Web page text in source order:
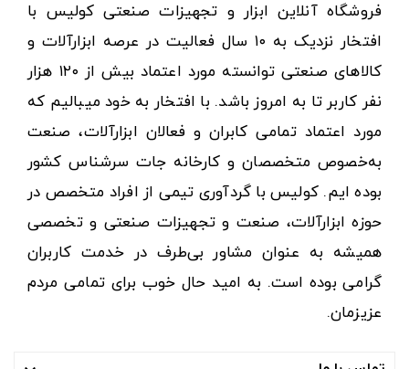
فروشگاه آنلاین ابزار و تجهیزات صنعتی کولیس با
افتخار نزدیک به ۱۰ سال فعالیت در عرصه ابزارآلات و
کالاهای صنعتی توانسته مورد اعتماد بیش از ۱۲۰ هزار
نفر کاربر تا به امروز باشد. با افتخار به خود میبالیم که
مورد اعتماد تمامی کابران و فعالان ابزارآلات، صنعت
به‌خصوص متخصصان و کارخانه جات سرشناس کشور
بوده ایم. کولیس با گردآوری تیمی از افراد متخصص در
حوزه ابزارآلات، صنعت و تجهیزات صنعتی و تخصصی
همیشه به عنوان مشاور بی‌طرف در خدمت کاربران
گرامی بوده است. به امید حال خوب برای تمامی مردم
عزیزمان.